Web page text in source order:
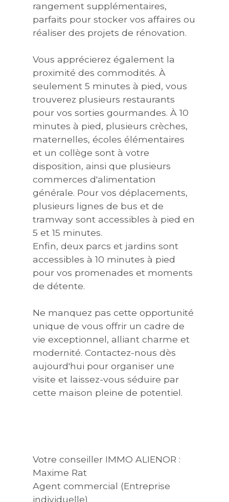
rangement supplémentaires,
parfaits pour stocker vos affaires ou
réaliser des projets de rénovation.
Vous apprécierez également la
proximité des commodités. À
seulement 5 minutes à pied, vous
trouverez plusieurs restaurants
pour vos sorties gourmandes. À 10
minutes à pied, plusieurs crèches,
maternelles, écoles élémentaires
et un collège sont à votre
disposition, ainsi que plusieurs
commerces d'alimentation
générale. Pour vos déplacements,
plusieurs lignes de bus et de
tramway sont accessibles à pied en
5 et 15 minutes.
Enfin, deux parcs et jardins sont
accessibles à 10 minutes à pied
pour vos promenades et moments
de détente.
Ne manquez pas cette opportunité
unique de vous offrir un cadre de
vie exceptionnel, alliant charme et
modernité. Contactez-nous dès
aujourd'hui pour organiser une
visite et laissez-vous séduire par
cette maison pleine de potentiel.
Votre conseiller IMMO ALIENOR :
Maxime Rat
Agent commercial (Entreprise
individuelle)